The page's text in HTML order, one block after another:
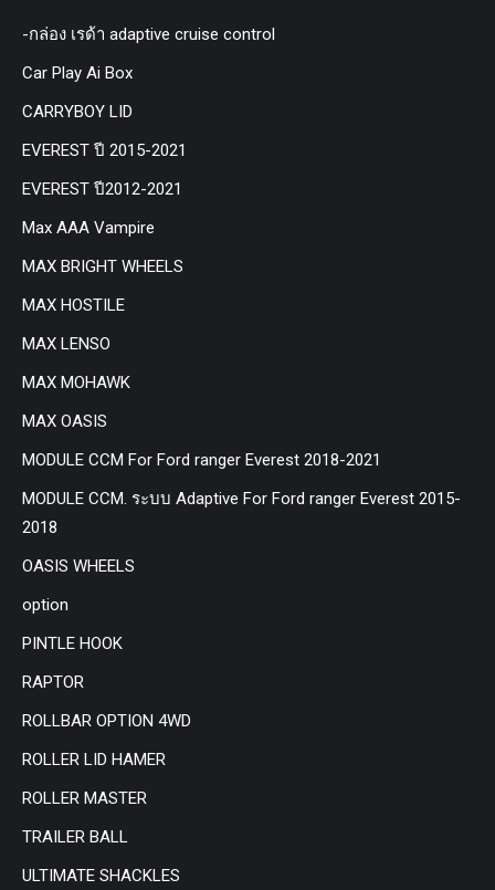
-กล่อง เรด้า adaptive cruise control
Car Play Ai Box
CARRYBOY LID
EVEREST ปี 2015-2021
EVEREST ปี2012-2021
Max AAA Vampire
MAX BRIGHT WHEELS
MAX HOSTILE
MAX LENSO
MAX MOHAWK
MAX OASIS
MODULE CCM For Ford ranger Everest 2018-2021
MODULE CCM. ระบบ Adaptive For Ford ranger Everest 2015-
2018
OASIS WHEELS
option
PINTLE HOOK
RAPTOR
ROLLBAR OPTION 4WD
ROLLER LID HAMER
ROLLER MASTER
TRAILER BALL
ULTIMATE SHACKLES